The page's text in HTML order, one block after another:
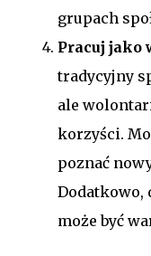
grupach
Pracuj jako
tradycyjny
ale
korzyści.
poznać
Dodatkowo,
może być